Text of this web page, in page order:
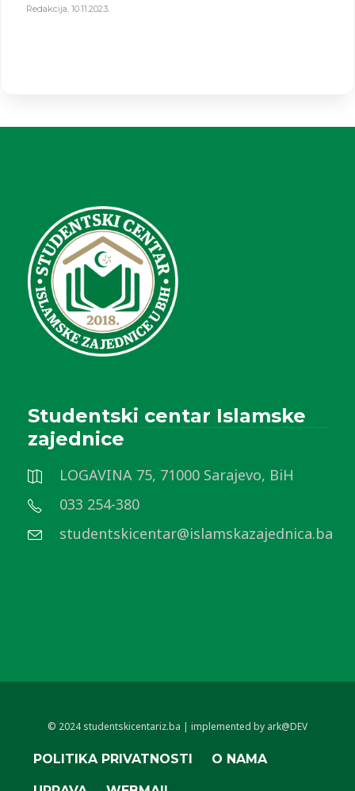
Redakcija 10.11.2023.
Studentski centar Islamske
zajednice
LOGAVINA 75, 71000 Sarajevo, BiH
033 254-380
studentskicentar@islamskazajednica.ba
© 2024 studentskicentariz.ba | implemented by ark@DEV
POLITIKA PRIVATNOSTI O NAMA